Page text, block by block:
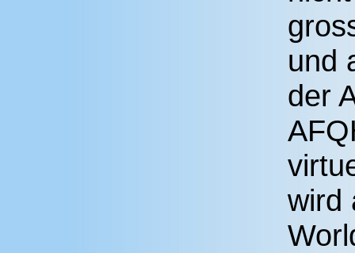
und
der
wird